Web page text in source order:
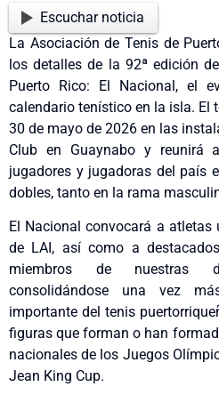
Escuchar noticia
La Asociación de Tenis de
los detalles de la 92ª edición
Puerto Rico: El Nacional, el
calendario tenístico en la isla. El
30 de mayo de 2026 en las
Club en Guaynabo y reunirá
jugadores y jugadoras del país
dobles, tanto en la rama
El Nacional convocará a atletas
de LAI, así como a
miembros de nuestras
consolidándose una vez
importante del tenis
figuras que forman o han
nacionales de los Juegos
Jean King Cup.